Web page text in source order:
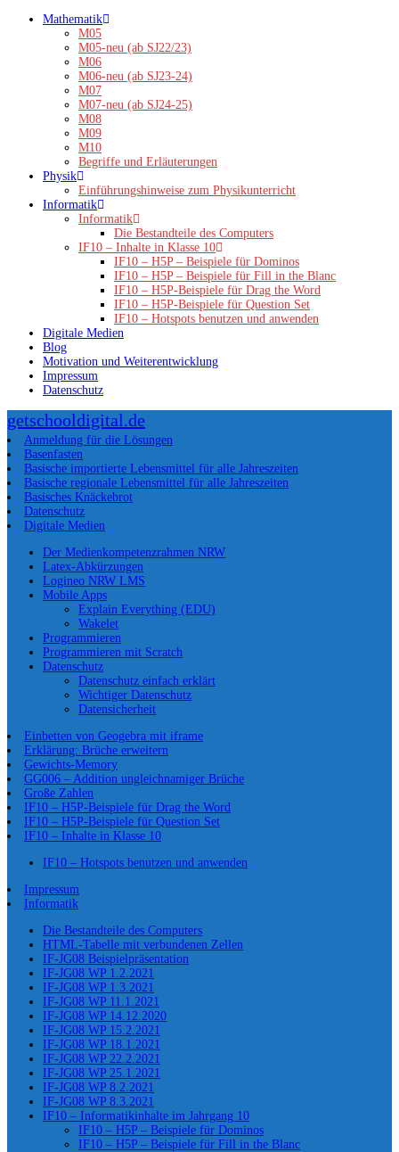
Zum
Mathematik
M05
M05-neu (ab SJ22/23)
M06
M06-neu (ab SJ23-24)
M07
M07-neu (ab SJ24-25)
M08
M09
M10
Begriffe und Erläuterungen
Physik
Einführungshinweise zum Physikunterricht
Informatik
Informatik
Die Bestandteile des Computers
IF10 – Inhalte in Klasse 10
IF10 – H5P – Beispiele für Dominos
IF10 – H5P – Beispiele für Fill in the Blanc
IF10 – H5P-Beispiele für Drag the Word
IF10 – H5P-Beispiele für Question Set
IF10 – Hotspots benutzen und anwenden
Digitale Medien
Blog
Motivation und Weiterentwicklung
Impressum
Datenschutz
getschooldigital.de
Anmeldung für die Lösungen
Basenfasten
Basische importierte Lebensmittel für alle Jahreszeiten
Basische regionale Lebensmittel für alle Jahreszeiten
Basisches Knäckebrot
Datenschutz
Digitale Medien
Der Medienkompetenzrahmen NRW
Latex-Abkürzungen
Logineo NRW LMS
Mobile Apps
Explain Everything (EDU)
Wakelet
Programmieren
Programmieren mit Scratch
Datenschutz
Datenschutz einfach erklärt
Wichtiger Datenschutz
Datensicherheit
Einbetten von Geogebra mit iframe
Erklärung: Brüche erweitern
Gewichts-Memory
GG006 – Addition ungleichnamiger Brüche
Große Zahlen
IF10 – H5P-Beispiele für Drag the Word
IF10 – H5P-Beispiele für Question Set
IF10 – Inhalte in Klasse 10
IF10 – Hotspots benutzen und anwenden
Impressum
Informatik
Die Bestandteile des Computers
HTML-Tabelle mit verbundenen Zellen
IF-JG08 Beispielpräsentation
IF-JG08 WP 1.2.2021
IF-JG08 WP 1.3.2021
IF-JG08 WP 11.1.2021
IF-JG08 WP 14.12.2020
IF-JG08 WP 15.2.2021
IF-JG08 WP 18.1.2021
IF-JG08 WP 22.2.2021
IF-JG08 WP 25.1.2021
IF-JG08 WP 8.2.2021
IF-JG08 WP 8.3.2021
IF10 – Informatikinhalte im Jahrgang 10
IF10 – H5P – Beispiele für Dominos
IF10 – H5P – Beispiele für Fill in the Blanc